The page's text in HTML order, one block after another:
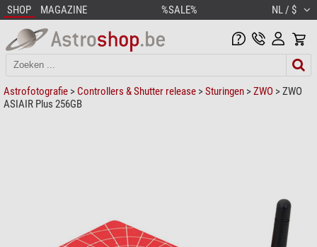
SHOP MAGAZINE %SALE% NL / $
Astrofotografie > Controllers & Shutter release >Sturingen >ZWO > ZWO
ASIAIR Plus 256GB